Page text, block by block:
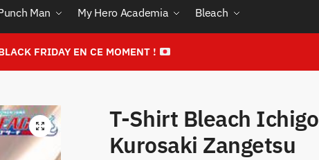
Man My Hero Academia Bleach
FRIDAY EN CE MOMENT !
T-Shirt Bleach Ichigo
Kurosaki Zangetsu